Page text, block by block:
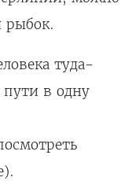
рыбок.
туда-
в одну